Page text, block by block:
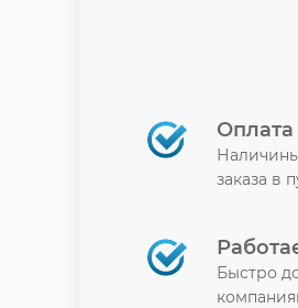
заказа в
Быстро